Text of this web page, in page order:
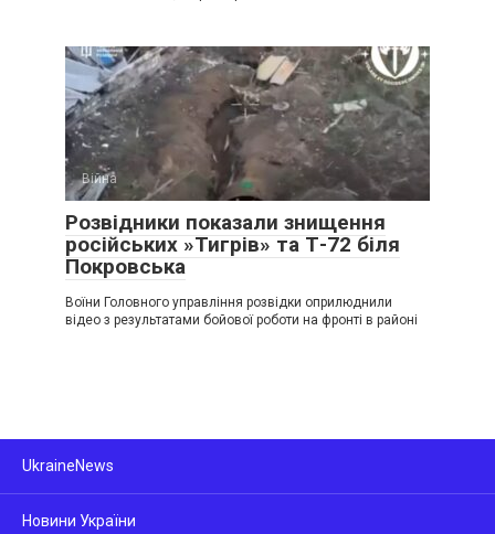
Війна
Розвідники показали знищення
російських »Тигрів» та Т-72 біля
Покровська
Воїни Головного управління розвідки оприлюднили
відео з результатами бойової роботи на фронті в районі
UkraineNews
Новини України